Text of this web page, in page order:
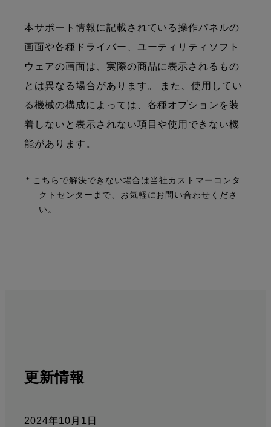
本サポート情報に記載されている操作パネルの
画面や各種ドライバー、ユーティリティソフト
ウェアの画面は、実際の商品に表示されるもの
とは異なる場合があります。 また、使用してい
る機械の構成によっては、各種オプションを装
着しないと表示されない項目や使用できない機
能があります。
* こちらで解決できない場合は当社カストマーコンタ
クトセンターまで、お気軽にお問い合わせくださ
い。
更新情報
2024年10月1日